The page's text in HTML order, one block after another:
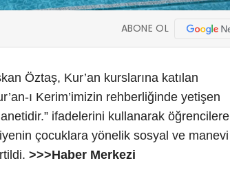
ABONE OL
Öztaş, Kur’an kurslarına katılan
ı Kerim’imizin rehberliğinde yetişen
ifadelerini kullanarak öğrencilere
çocuklara yönelik sosyal ve manevi
>>>Haber Merkezi